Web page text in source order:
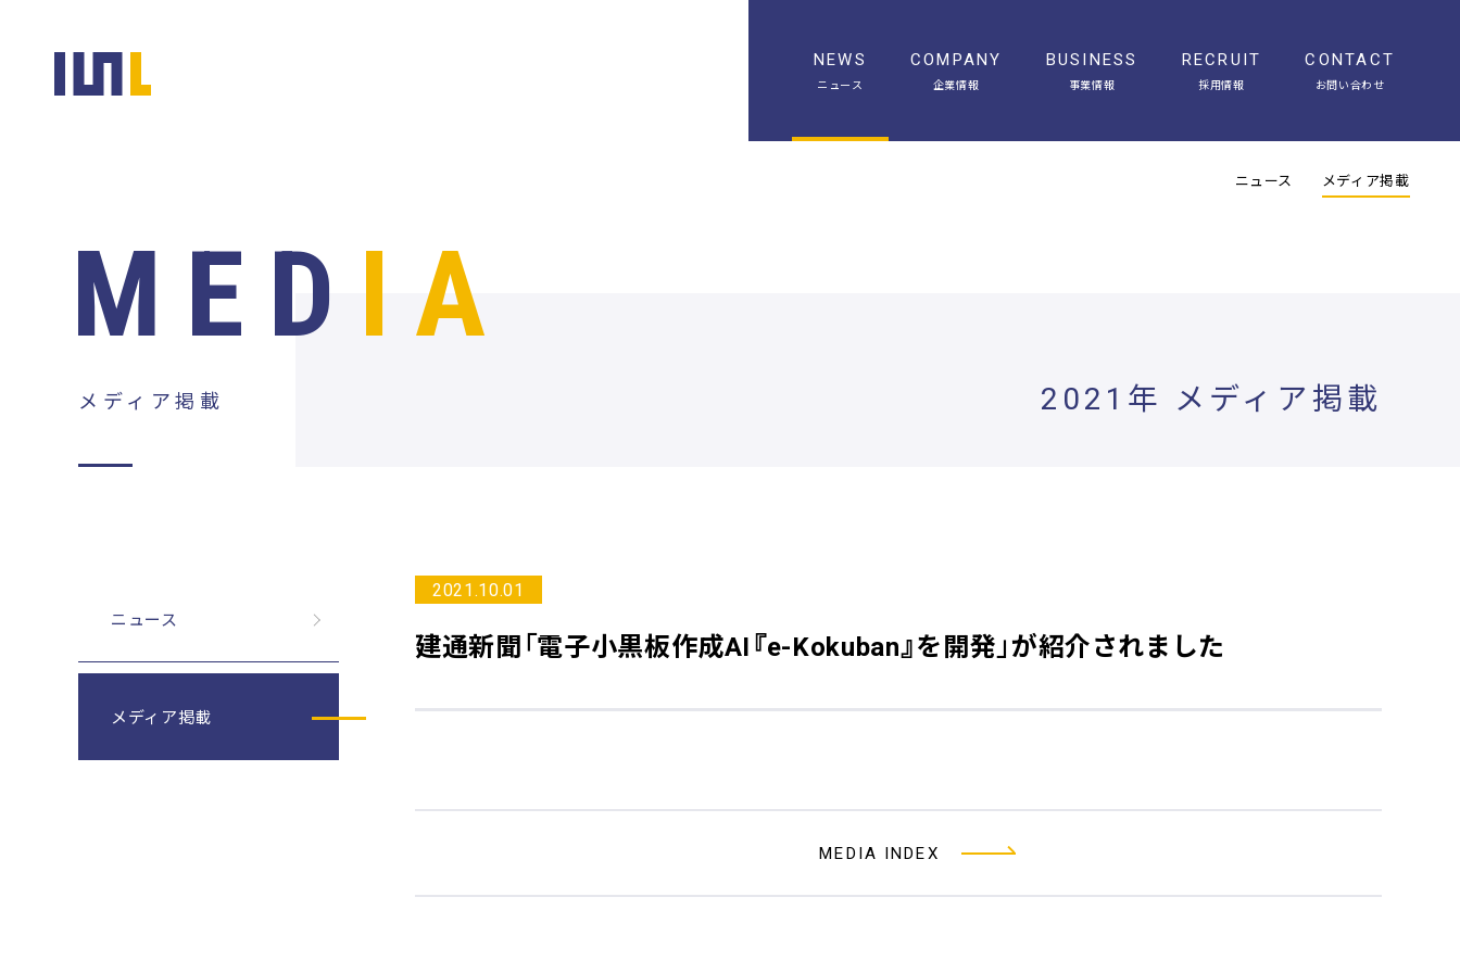
NEWS
ニュース
ニュース メディア掲載
COMPANY
企業情報
BUSINESS
事業情報
RECRUIT
採用情報
CONTACT
お問い合わせ
2021年 メディア掲載
MED IA
メディア掲載
ニュース
メディア掲載
2021.10.01
建通新聞「電子小黒板作成AI『e-Kokuban』を開発」が紹介されました
MEDIA INDEX